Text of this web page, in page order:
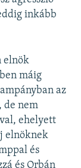
inkább
elnök
máig
az
de nem
ehelyett
elnöknek
és
és Orbán